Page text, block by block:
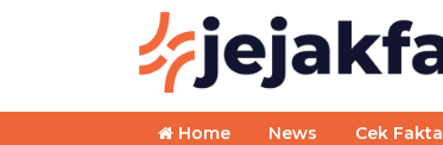
Home News Cek Fakta